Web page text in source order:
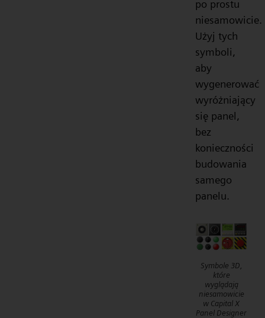
po prostu
niesamowicie.
Użyj tych
symboli,
aby
wygenerować
wyróżniający
się panel,
bez
konieczności
budowania
samego
panelu.
Symbole 3D,
które
wyglądają
niesamowicie
w Capital X
Panel Designer